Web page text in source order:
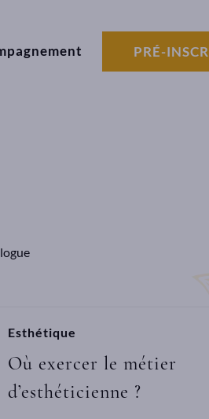
PRÉ-
Esthétique
Où exercer le métier
d’esthéticienne ?